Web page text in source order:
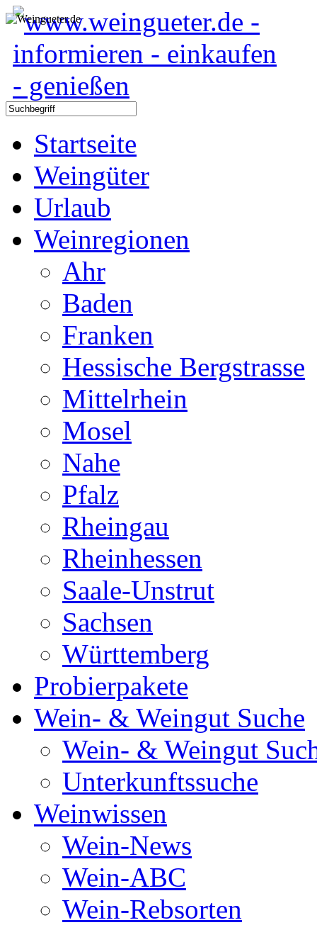
Startseite
Weingüter
Urlaub
Weinregionen
Ahr
Baden
Franken
Hessische Bergstrasse
Mittelrhein
Mosel
Nahe
Pfalz
Rheingau
Rheinhessen
Saale-Unstrut
Sachsen
Württemberg
Probierpakete
Wein- & Weingut Suche
Wein- & Weingut
Unterkunftssuche
Weinwissen
Wein-News
Wein-ABC
Wein-Rebsorten